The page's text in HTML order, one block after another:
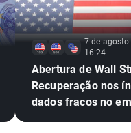
7 de agosto
16:24
Abertura de Wall
Recuperação nos
dados fracos no